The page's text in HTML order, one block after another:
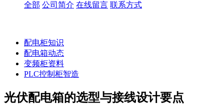
全部 公司简介 在线留言 联系方式
配电柜知识
配电箱动态
变频柜资料
PLC控制柜智造
光伏配电箱的选型与接线设计要点